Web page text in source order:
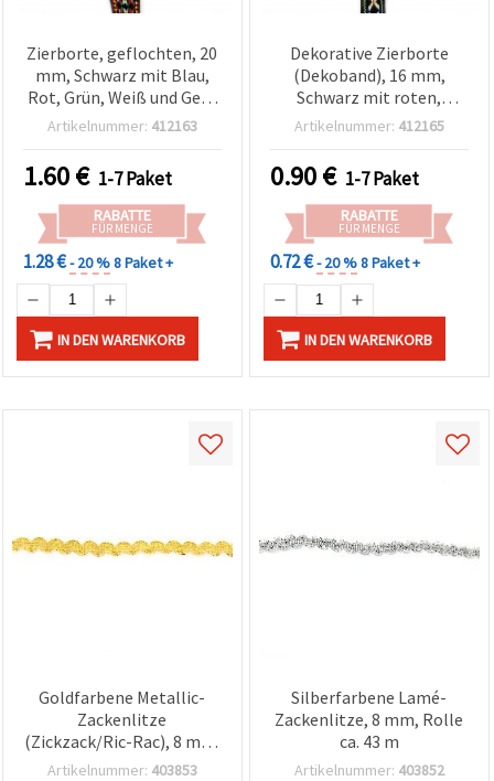
Zierborte, geflochten, 20
mm, Schwarz mit Blau,
Rot, Grün, Weiß und Gelb
– 5 Meter
Artikelnummer: 412163
1.60€ 1-7 Paket
RABATTE
FÜR MENGE
1.28 €- 20 %8 Paket +
IN DEN WARENKORB
Dekorative Zierborte
(Dekoband), 16 mm,
Schwarz mit roten,
weißen und blauen
Artikelnummer: 412165
0.90€ 1-7 Paket
RABATTE
FÜR MENGE
0.72 €- 20 %8 Paket +
IN DEN WARENKORB
Goldfarbene Metallic-
Zackenlitze
(Zickzack/Ric-Rac), 8 mm,
ca. 43 m
Artikelnummer: 403853
Silberfarbene Lamé-
Zackenlitze, 8 mm, Rolle
ca. 43 m
Artikelnummer: 403852